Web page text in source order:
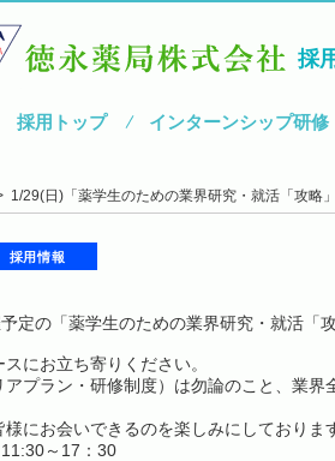
採
採用トップ インターンシップ研修
1/29(日)「薬学生のための業界研究・就活「攻略
採用情報
定の「薬学生のための業界研究・就活「
にお立ち寄りください。
プラン・研修制度）は勿論のこと、業
にお会いできるのを楽しみにしておりま
～17：30